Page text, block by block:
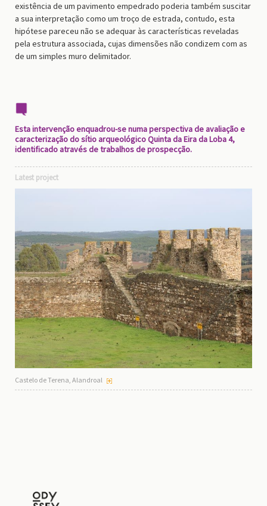
existência de um pavimento empedrado poderia também suscitar
a sua interpretação como um troço de estrada, contudo, esta
hipótese pareceu não se adequar às características reveladas
pela estrutura associada, cujas dimensões não condizem com as
de um simples muro delimitador.
Esta intervenção enquadrou-se numa perspectiva de avaliação e
caracterização do sítio arqueológico Quinta da Eira da Loba 4,
identificado através de trabalhos de prospecção.
Latest project
Castelo de Terena, Alandroal